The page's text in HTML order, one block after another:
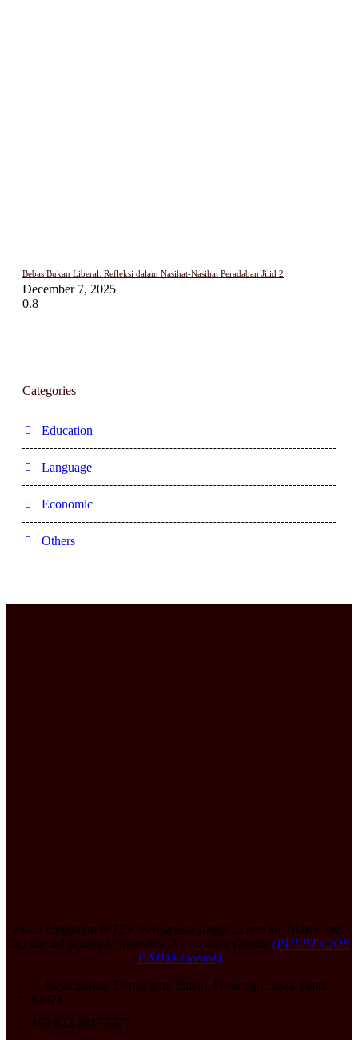
Bebas Bukan Liberal: Refleksi dalam Nasihat-Nasihat Peradaban Jilid 2
December 7, 2025
Categories
Education
Language
Economic
Others
Pusat Unggulan IPTEK Perguruan Tinggi Centre for Islamic and
Occidental Studies Universitas Darussalam Gontor (PUI-PT CIOS
UNIDA Gontor)
Jl. Raya Siman, Demangan, Siman, Ponorogo, Jawa Timur
63471
+62 822 2839 5277